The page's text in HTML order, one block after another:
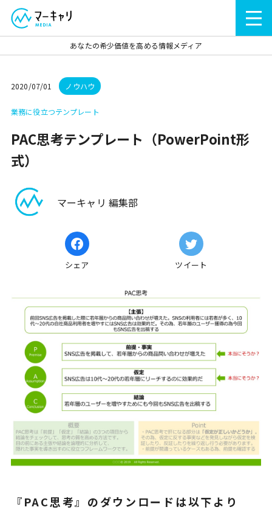
あなたの希少価値を高める情報メディア
2020/07/01 ノウハウ
業務に役立つテンプレート
PAC思考テンプレート（PowerPoint形
式）
マーキャリ 編集部
シェア ツイート
『PAC思考』のダウンロードは以下より